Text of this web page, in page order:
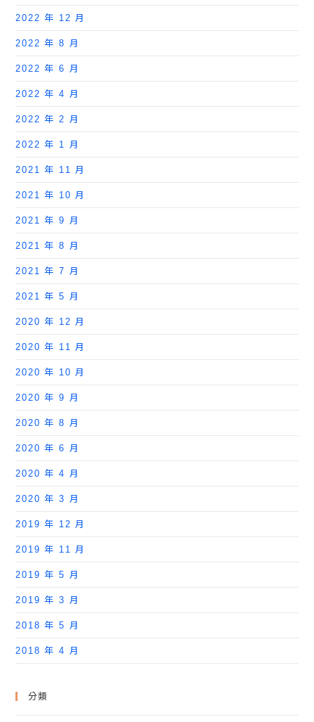
2022 年 12 月
2022 年 8 月
2022 年 6 月
2022 年 4 月
2022 年 2 月
2022 年 1 月
2021 年 11 月
2021 年 10 月
2021 年 9 月
2021 年 8 月
2021 年 7 月
2021 年 5 月
2020 年 12 月
2020 年 11 月
2020 年 10 月
2020 年 9 月
2020 年 8 月
2020 年 6 月
2020 年 4 月
2020 年 3 月
2019 年 12 月
2019 年 11 月
2019 年 5 月
2019 年 3 月
2018 年 5 月
2018 年 4 月
分類